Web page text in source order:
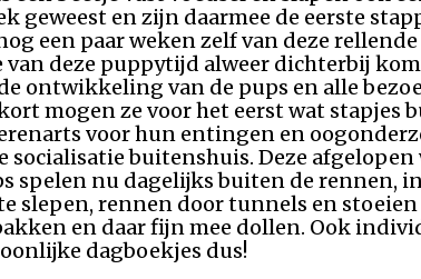
geweest en zijn daarmee de eerste
een paar weken zelf van deze
deze puppytijd alweer dichterbij
ontwikkeling van de pups en alle
mogen ze voor het eerst wat
voor hun entingen en
buitenshuis. Deze
spelen nu dagelijks buiten de rennen,
slepen, rennen door tunnels en
en daar fijn mee dollen. Ook
dagboekjes dus!